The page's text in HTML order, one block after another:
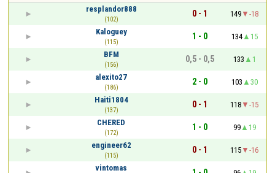
resplandor888
(102)
0 - 1 149
-18
Kaloguey
(115)
1 - 0 134
15
BFM
(156)
0,5 - 0,5 133
1
alexito27
(186)
2 - 0 103
30
Haiti1804
(137)
0 - 1 118
-15
CHERED
(172)
1 - 0 99
19
engineer62
(115)
0 - 1 115
-16
vintomas